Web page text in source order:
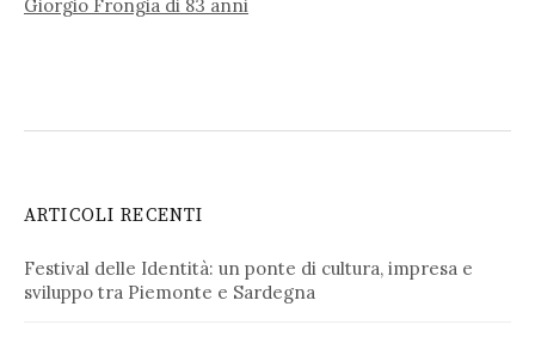
Giorgio Frongia di 83 anni
ARTICOLI RECENTI
Festival delle Identità: un ponte di cultura, impresa e
sviluppo tra Piemonte e Sardegna